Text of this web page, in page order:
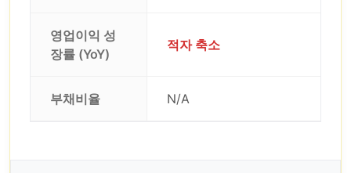
영업이익 성
장률 (YoY)
적자 축소
부채비율 N/A